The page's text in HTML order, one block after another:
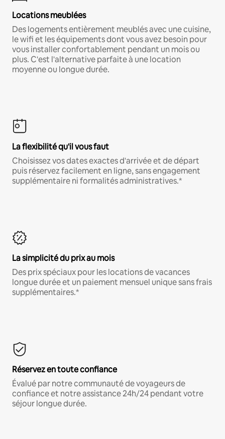
Locations meublées
Des logements entièrement meublés avec une cuisine,
le wifi et les équipements dont vous avez besoin pour
vous installer confortablement pendant un mois ou
plus. C'est l'alternative parfaite à une location
moyenne ou longue durée.
La flexibilité qu'il vous faut
Choisissez vos dates exactes d'arrivée et de départ
puis réservez facilement en ligne, sans engagement
supplémentaire ni formalités administratives.*
La simplicité du prix au mois
Des prix spéciaux pour les locations de vacances
longue durée et un paiement mensuel unique sans frais
supplémentaires.*
Réservez en toute confiance
Évalué par notre communauté de voyageurs de
confiance et notre assistance 24h/24 pendant votre
séjour longue durée.